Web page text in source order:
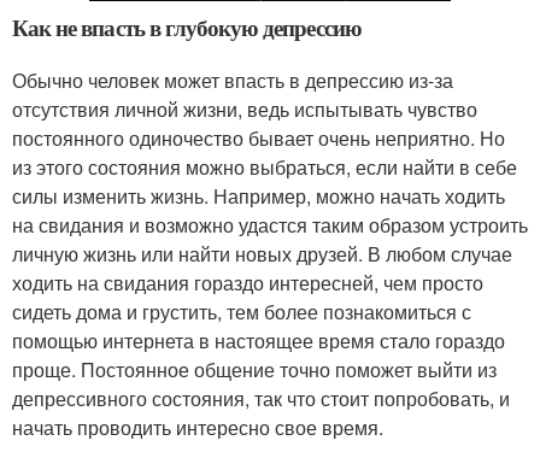
Как не впасть в глубокую депрессию
Обычно человек может впасть в депрессию из-за
отсутствия личной жизни, ведь испытывать чувство
постоянного одиночество бывает очень неприятно. Но
из этого состояния можно выбраться, если найти в себе
силы изменить жизнь. Например, можно начать ходить
на свидания и возможно удастся таким образом устроить
личную жизнь или найти новых друзей. В любом случае
ходить на свидания гораздо интересней, чем просто
сидеть дома и грустить, тем более познакомиться с
помощью интернета в настоящее время стало гораздо
проще. Постоянное общение точно поможет выйти из
депрессивного состояния, так что стоит попробовать, и
начать проводить интересно свое время.